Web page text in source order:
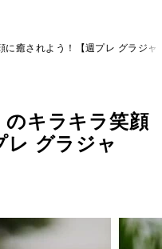
に癒されよう！【週プレ グラジャ
のキラキラ笑顔
レ グラジャ